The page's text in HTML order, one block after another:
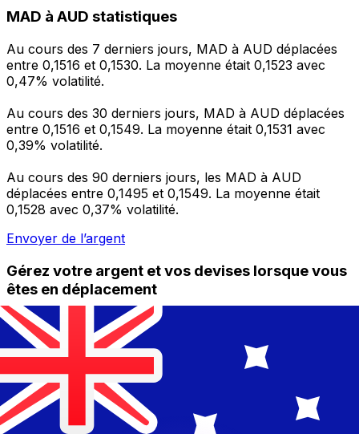
MAD à AUD statistiques
Au cours des 7 derniers jours, MAD à AUD déplacées
entre 0,1516 et 0,1530. La moyenne était 0,1523 avec
0,47% volatilité.
Au cours des 30 derniers jours, MAD à AUD déplacées
entre 0,1516 et 0,1549. La moyenne était 0,1531 avec
0,39% volatilité.
Au cours des 90 derniers jours, les MAD à AUD
déplacées entre 0,1495 et 0,1549. La moyenne était
0,1528 avec 0,37% volatilité.
Envoyer de l’argent
Gérez votre argent et vos devises lorsque vous
êtes en déplacement
L'application Xe réunit toutes les fonctionnalités
nécessaires pour vos transferts d'argent internationaux
et la gestion de vos devises. Convertissez des devises,
programmez des alertes de taux et transférez de
l'argent à l'étranger sans frais cachés. Téléchargez
l'application dès aujourd'hui !